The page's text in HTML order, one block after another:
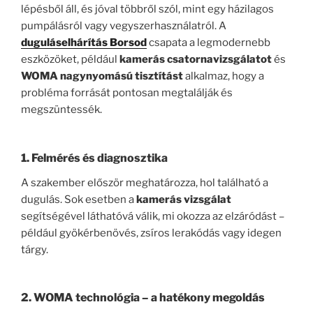
lépésből áll, és jóval többről szól, mint egy házilagos
pumpálásról vagy vegyszerhasználatról. A
duguláselhárítás Borsodcsapata a legmodernebb
eszközöket, például kamerás csatornavizsgálatotés
WOMA nagynyomású tisztítástalkalmaz, hogy a
probléma forrását pontosan megtalálják és
megszüntessék.
1. Felmérés és diagnosztika
A szakember először meghatározza, hol található a
dugulás. Sok esetben akamerás vizsgálat
segítségével láthatóvá válik, mi okozza az elzáródást –
például gyökérbenövés, zsíros lerakódás vagy idegen
tárgy.
2. WOMA technológia – a hatékony megoldás